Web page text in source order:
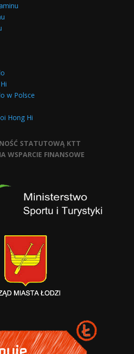
w Polsce
Hong Hi
STATUTOWĄ KTT
WSPARCIE FINANSOWE